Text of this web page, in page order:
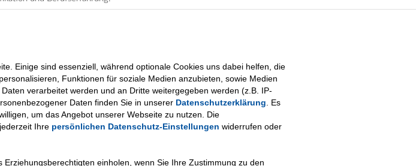
Einige sind essenziell, während optionale Cookies uns dabei helfen, die
Funktionen für soziale Medien anzubieten, sowie Medien
verarbeitet werden und an Dritte weitergegeben werden (z.B. IP-
Daten finden Sie in unserer Datenschutzerklärung . Es
um das Angebot unserer Webseite zu nutzen. Die
Ihre persönlichen Datenschutz-Einstellungen widerrufen oder
einholen, wenn Sie Ihre Zustimmung zu den